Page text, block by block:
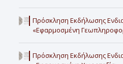
Πρόσκληση Εκδήλωσης
«Εφαρμοσμένη
Πρόσκληση Εκδήλωσης